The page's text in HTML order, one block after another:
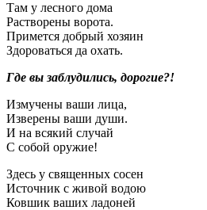
Там у лесного дома
Растворены ворота.
Примется добрый хозяин
Здороваться да охать.
Где вы заблудились, дорогие?!
Измучены ваши лица,
Изверены ваши души.
И на всякий случай
С собой оружие!
Здесь у священных сосен
Источник с живой водою
Ковшик ваших ладоней